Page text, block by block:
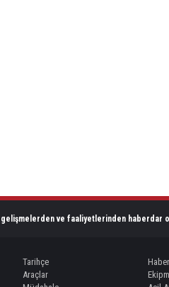
gelişmelerden ve faaliyetlerinden haberdar
Tarihçe
Araçlar